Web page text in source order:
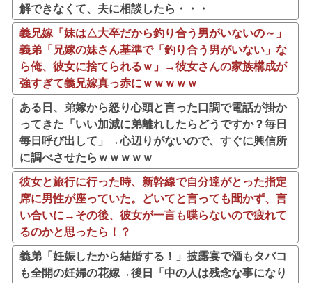
解できなくて、夫に相談したら・・・
義兄嫁「妹は△大卒だから釣り合う男がいないの～」
義弟「兄嫁の妹さん基準で「釣り合う男がいない」な
ら俺、彼女に捨てられるｗ」→彼女さんの家族構成が
強すぎて義兄嫁真っ赤にｗｗｗｗｗ
ある日、弟嫁から怒り心頭と言った口調で電話が掛か
ってきた「いい加減に弟離れしたらどうですか？毎日
毎日呼び出して」→心辺りがないので、すぐに興信所
に調べさせたらｗｗｗｗｗ
彼女と旅行に行った時、新幹線で自分達がとった指定
席に男性が座っていた。どいてと言っても聞かず、言
い合いに→その後、彼女が一言も喋らないので疲れて
るのかと思ったら！？
義弟「妊娠したから結婚する！」披露宴で酒もタバコ
も全開の妊婦の花嫁→後日「中の人は残念な事になり